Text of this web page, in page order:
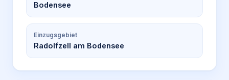
Bodensee
Einzugsgebiet
Radolfzell am Bodensee